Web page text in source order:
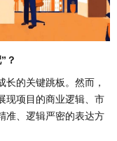
？
的关键跳板。然而，
现项目的商业逻辑、市
准、逻辑严密的表达方